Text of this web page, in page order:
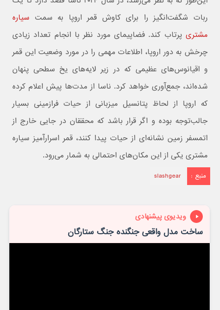
ربات شگفت‌انگیز را برای کاوش قمر اروپا به سمت سیاره
مشتری پرتاب کند. فضاپیمای مورد نظر با انجام تعداد زیادی
چرخش به دور اروپا، اطلاعات مهمی را در مورد وضعیت این قمر
و اقیانوس‌های عظیمی که در زیر لایه‌های یخ سطحی پنهان
شده‌اند، جمع‌آوری خواهد کرد. ناسا از مدت‌ها پیش اعلام کرده
که اروپا از لحاظ پتانسیل میزبانی از حیات فرازمینی بسیار
جالب‌توجه بوده و اگر قرار باشد که محققان در جایی خارج از
اتمسفر زمین نشانه‌ای از حیات پیدا کنند، قمر اسرارآمیز سیاره
مشتری یکی از این مکان‌های احتمالی به شمار می‌رود.
منبع : slashgear
ویدیوی پیشنهادی
ساخت مدل واقعی جنگنده جنگ ستارگان